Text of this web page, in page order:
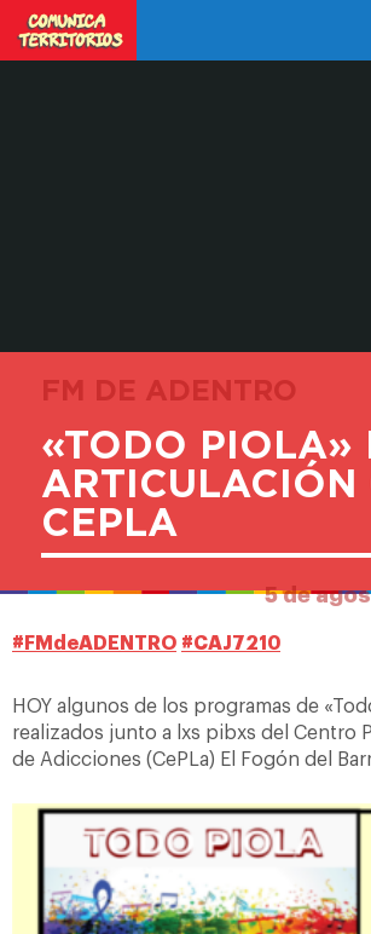
FM DE ADENTRO
«TODO PIOLA»
ARTICULACIÓN
CEPLA
5 de
‪#‎ FMdeADENTRO‬ ‪#‎CAJ7210‬
HOY algunos de los programas de
realizados junto a lxs pibxs del Centro
de Adicciones (CePLa) El Fogón del